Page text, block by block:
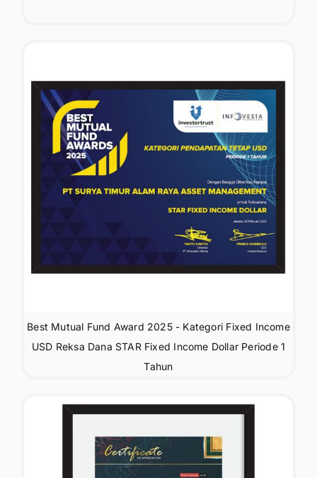
Best Mutual Fund Award 2025 - Kategori Fixed Income
USD Reksa Dana STAR Fixed Income Dollar Periode 1
Tahun